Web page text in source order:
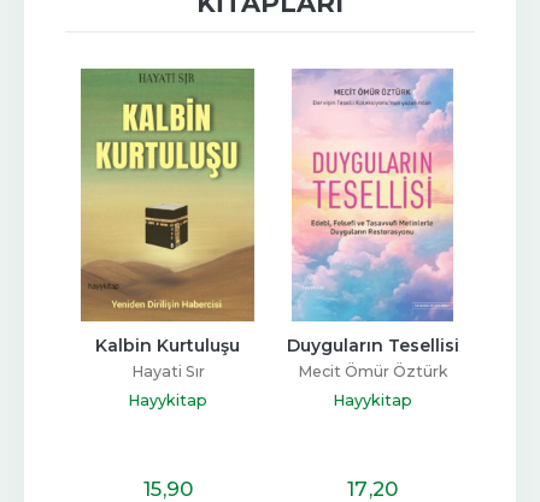
Kalbin Kurtuluşu
Hayati Sır
Hayykitap
15,90
Duyguların Tesellisi
Mecit Ömür Öztürk
Hayykitap
17,20